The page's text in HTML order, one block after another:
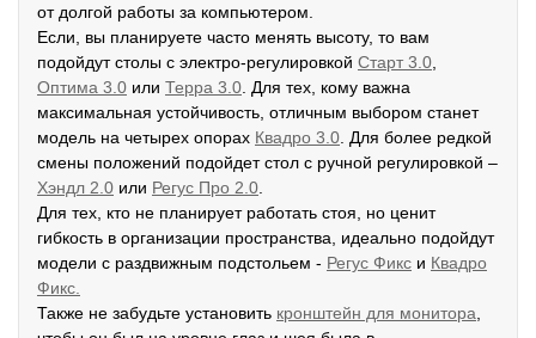
от долгой работы за компьютером.
Если, вы планируете часто менять высоту, то вам
подойдут столы с электро-регулировкой Старт 3.0
Оптима 3.0 или Терра 3.0 . Для тех, кому важна
максимальная устойчивость, отличным выбором станет
модель на четырех опорах Квадро 3.0 . Для более редкой
смены положений подойдет стол с ручной регулировкой –
Хэндл 2.0 или Регус Про 2.0
Для тех, кто не планирует работать стоя, но ценит
гибкость в организации пространства, идеально подойдут
модели с раздвижным подстольем - Регус Фикс и Квадро
Фикс.
Также не забудьте установить кронштейн для монитора